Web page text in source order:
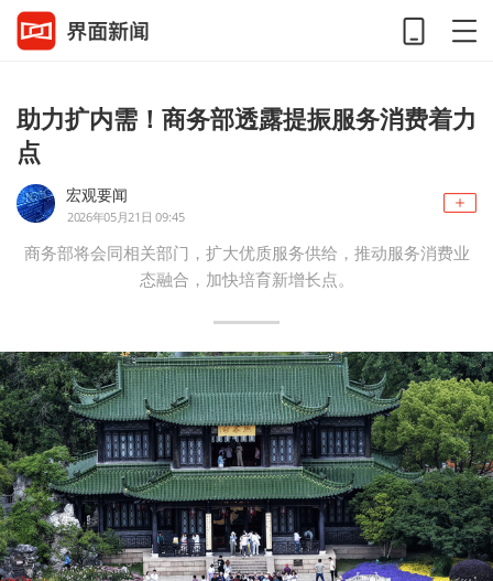
助力扩内需！商务部透露提振服务消费着力
点
宏观要闻
2026年05月21日 09:45
商务部将会同相关部门，扩大优质服务供给，推动服务消费业
态融合，加快培育新增长点。